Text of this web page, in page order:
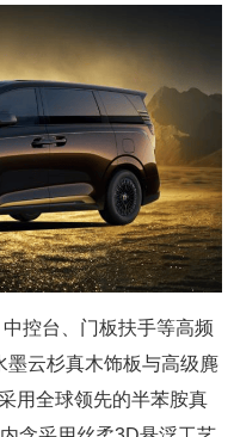
控台、门板扶手等高频
墨云杉真木饰板与高级麂
用全球领先的半苯胺真